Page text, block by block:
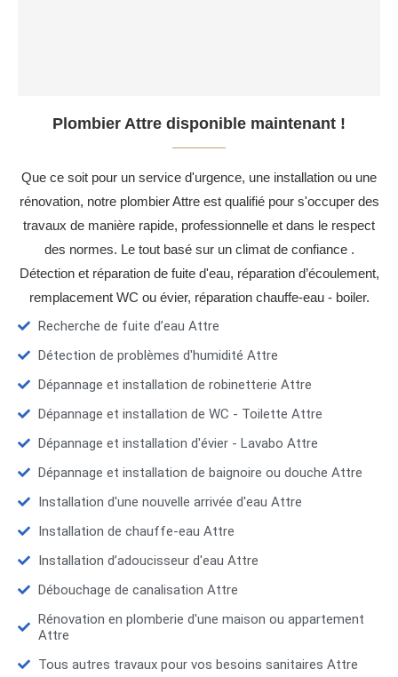
Plombier Attre disponible maintenant !
Que ce soit pour un service d'urgence, une installation ou une
rénovation, notre plombier Attre est qualifié pour s'occuper des
travaux de manière rapide, professionnelle et dans le respect
des normes. Le tout basé sur un climat de confiance .
Détection et réparation de fuite d'eau, réparation d’écoulement,
remplacement WC ou évier, réparation chauffe-eau - boiler.
Recherche de fuite d’eau Attre
Détection de problèmes d'humidité Attre
Dépannage et installation de robinetterie Attre
Dépannage et installation de WC - Toilette Attre
Dépannage et installation d'évier - Lavabo Attre
Dépannage et installation de baignoire ou douche Attre
Installation d'une nouvelle arrivée d'eau Attre
Installation de chauffe-eau Attre
Installation d’adoucisseur d'eau Attre
Débouchage de canalisation Attre
Rénovation en plomberie d'une maison ou appartement
Attre
Tous autres travaux pour vos besoins sanitaires Attre